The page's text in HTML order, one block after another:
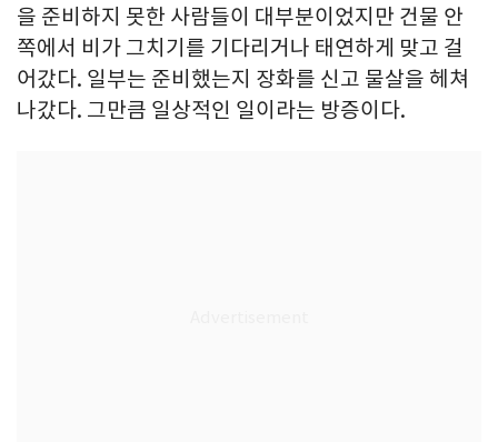
을 준비하지 못한 사람들이 대부분이었지만 건물 안
쪽에서 비가 그치기를 기다리거나 태연하게 맞고 걸
어갔다. 일부는 준비했는지 장화를 신고 물살을 헤쳐
나갔다. 그만큼 일상적인 일이라는 방증이다.